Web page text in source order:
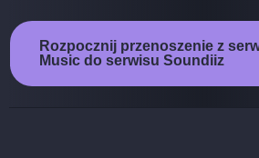
Rozpocznij przenoszenie z
Music do serwisu Soundiiz